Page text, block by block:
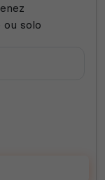
solo